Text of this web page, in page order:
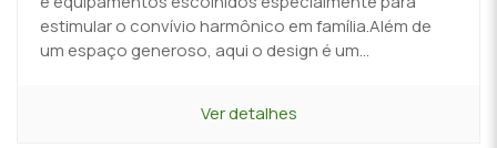
estimular o convívio harmônico em família.Além de
um espaço generoso, aqui o design é um...
Ver detalhes